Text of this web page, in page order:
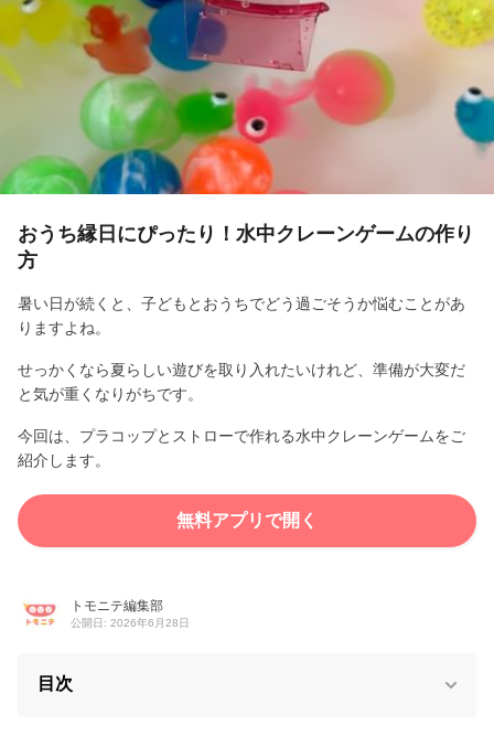
l
a
y
V
i
e
o
おうち縁日にぴったり！水中クレーンゲームの作り
方
暑い日が続くと、子どもとおうちでどう過ごそうか悩むことがあ
りますよね。
せっかくなら夏らしい遊びを取り入れたいけれど、準備が大変だ
と気が重くなりがちです。
今回は、プラコップとストローで作れる水中クレーンゲームをご
紹介します。
無料アプリで開く
トモニテ編集部
公開日: 2026年6月28日
目次